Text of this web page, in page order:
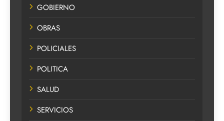
GOBIERNO
OBRAS
POLICIALES
POLITICA
SALUD
SERVICIOS